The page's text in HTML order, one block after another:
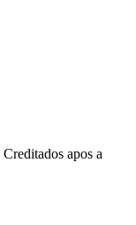
Creditados apos a